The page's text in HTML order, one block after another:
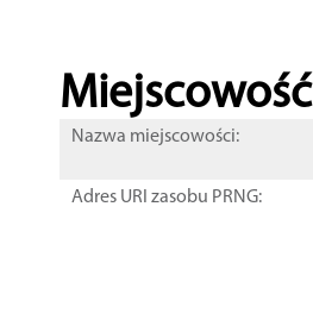
Nazwa miejscowości:
Adres URI zasobu PRNG: